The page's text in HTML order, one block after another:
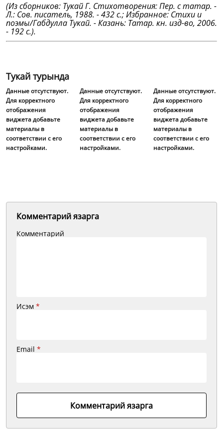
(Из сборников: Тукай Г. Стихотворения: Пер. с татар. -
Л.: Сов. писатель, 1988. - 432 с.; Избранное: Стихи и
поэмы/Габдулла Тукай. - Казань: Татар. кн. изд-во, 2006.
- 192 с.).
Тукай турында
Данные отсутствуют.
Для корректного
отображения
виджета добавьте
материалы в
соответствии с его
настройками.
Данные отсутствуют.
Для корректного
отображения
виджета добавьте
материалы в
соответствии с его
настройками.
Данные отсутствуют.
Для корректного
отображения
виджета добавьте
материалы в
соответствии с его
настройками.
Комментарий язарга
Комментарий
Исэм *
Email *
Комментарий язарга